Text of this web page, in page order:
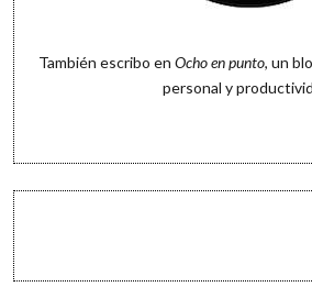
También escribo en Ocho en punto, un
personal y